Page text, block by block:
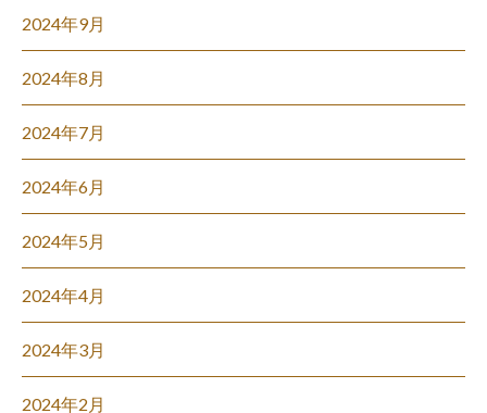
2024年9月
2024年8月
2024年7月
2024年6月
2024年5月
2024年4月
2024年3月
2024年2月